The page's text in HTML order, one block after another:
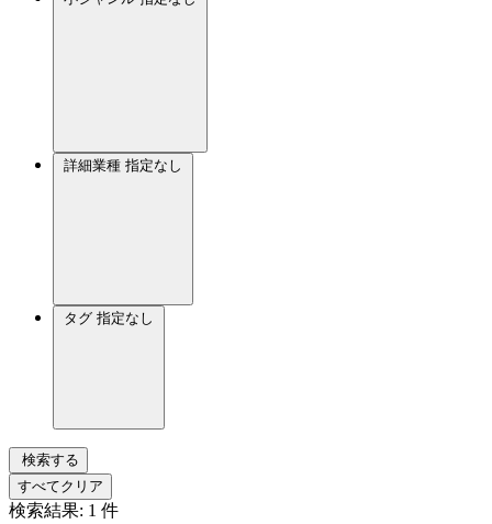
詳細業種 指定なし
タグ 指定なし
検索する
すべてクリア
検索結果: 1 件